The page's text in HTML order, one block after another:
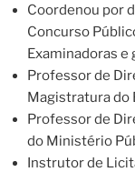
Coordenou por
Concurso
Examinadoras
Professor de
Magistratura do
Professor de
do Ministério
Instrutor de